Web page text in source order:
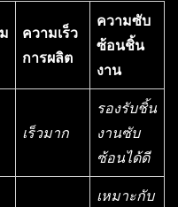
ความเร็ว
การผลิต
ความซับ
ซ้อนชิ้น
งาน
เร็วมาก
รองรับชิ้น
งานซับ
ซ้อนได้ดี
เหมาะกับ